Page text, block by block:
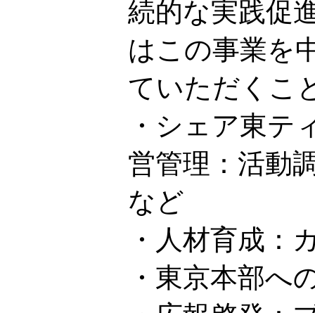
続的な実践促
はこの事業を
ていただくこ
・シェア東テ
営管理：活動
など
・人材育成：
・東京本部へ